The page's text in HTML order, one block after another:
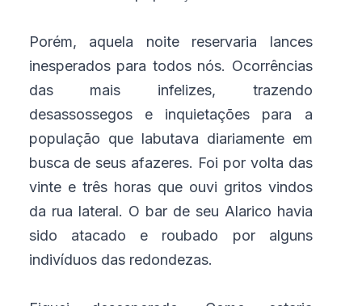
Porém, aquela noite reservaria lances
inesperados para todos nós. Ocorrências
das mais infelizes, trazendo
desassossegos e inquietações para a
população que labutava diariamente em
busca de seus afazeres. Foi por volta das
vinte e três horas que ouvi gritos vindos
da rua lateral. O bar de seu Alarico havia
sido atacado e roubado por alguns
indivíduos das redondezas.